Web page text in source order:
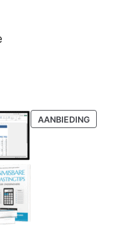
AANBIEDING
IN